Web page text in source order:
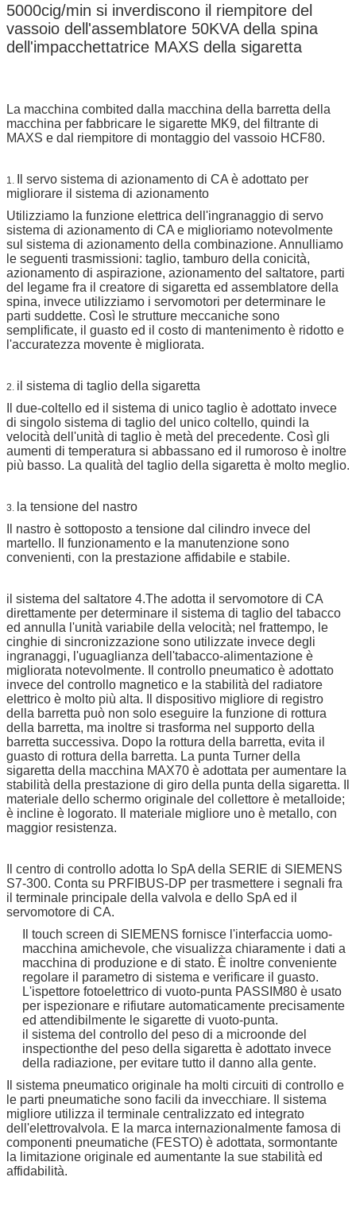
5000cig/min si inverdiscono il riempitore del
vassoio dell'assemblatore 50KVA della spina
dell'impacchettatrice MAXS della sigaretta
La macchina combited dalla macchina della barretta della
macchina per fabbricare le sigarette MK9, del filtrante di
MAXS e dal riempitore di montaggio del vassoio HCF80.
1.
Il servo sistema di azionamento di CA è adottato per
migliorare il sistema di azionamento
Utilizziamo la funzione elettrica dell'ingranaggio di servo
sistema di azionamento di CA e miglioriamo notevolmente
sul sistema di azionamento della combinazione. Annulliamo
le seguenti trasmissioni: taglio, tamburo della conicità,
azionamento di aspirazione, azionamento del saltatore, parti
del legame fra il creatore di sigaretta ed assemblatore della
spina, invece utilizziamo i servomotori per determinare le
parti suddette. Così le strutture meccaniche sono
semplificate, il guasto ed il costo di mantenimento è ridotto e
l'accuratezza movente è migliorata.
2. il sistema di taglio della sigaretta
Il due-coltello ed il sistema di unico taglio è adottato invece
di singolo sistema di taglio del unico coltello, quindi la
velocità dell'unità di taglio è metà del precedente. Così gli
aumenti di temperatura si abbassano ed il rumoroso è inoltre
più basso. La qualità del taglio della sigaretta è molto meglio.
3. la tensione del nastro
Il nastro è sottoposto a tensione dal cilindro invece del
martello. Il funzionamento e la manutenzione sono
convenienti, con la prestazione affidabile e stabile.
il sistema del saltatore 4.The adotta il servomotore di CA
direttamente per determinare il sistema di taglio del tabacco
ed annulla l'unità variabile della velocità; nel frattempo, le
cinghie di sincronizzazione sono utilizzate invece degli
ingranaggi, l'uguaglianza dell'tabacco-alimentazione è
migliorata notevolmente. Il controllo pneumatico è adottato
invece del controllo magnetico e la stabilità del radiatore
elettrico è molto più alta. Il dispositivo migliore di registro
della barretta può non solo eseguire la funzione di rottura
della barretta, ma inoltre si trasforma nel supporto della
barretta successiva. Dopo la rottura della barretta, evita il
guasto di rottura della barretta. La punta Turner della
sigaretta della macchina MAX70 è adottata per aumentare la
stabilità della prestazione di giro della punta della sigaretta. Il
materiale dello schermo originale del collettore è metalloide;
è incline è logorato. Il materiale migliore uno è metallo, con
maggior resistenza.
Il centro di controllo adotta lo SpA della SERIE di SIEMENS
S7-300. Conta su PRFIBUS-DP per trasmettere i segnali fra
il terminale principale della valvola e dello SpA ed il
servomotore di CA.
Il touch screen di SIEMENS fornisce l'interfaccia uomo-
macchina amichevole, che visualizza chiaramente i dati a
macchina di produzione e di stato. È inoltre conveniente
regolare il parametro di sistema e verificare il guasto.
L'ispettore fotoelettrico di vuoto-punta PASSIM80 è usato
per ispezionare e rifiutare automaticamente precisamente
ed attendibilmente le sigarette di vuoto-punta.
il sistema del controllo del peso di a microonde del
inspectionthe del peso della sigaretta è adottato invece
della radiazione, per evitare tutto il danno alla gente.
Il sistema pneumatico originale ha molti circuiti di controllo e
le parti pneumatiche sono facili da invecchiare. Il sistema
migliore utilizza il terminale centralizzato ed integrato
dell'elettrovalvola. E la marca internazionalmente famosa di
componenti pneumatiche (FESTO) è adottata, sormontante
la limitazione originale ed aumentante la sue stabilità ed
affidabilità.